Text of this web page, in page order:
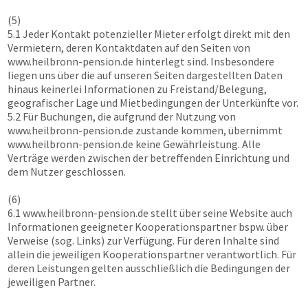
(5)
5.1 Jeder Kontakt potenzieller Mieter erfolgt direkt mit den
Vermietern, deren Kontaktdaten auf den Seiten von
www.heilbronn-pension.de hinterlegt sind. Insbesondere
liegen uns über die auf unseren Seiten dargestellten Daten
hinaus keinerlei Informationen zu Freistand/Belegung,
geografischer Lage und Mietbedingungen der Unterkünfte vor.
5.2 Für Buchungen, die aufgrund der Nutzung von
www.heilbronn-pension.de zustande kommen, übernimmt
www.heilbronn-pension.de keine Gewährleistung. Alle
Verträge werden zwischen der betreffenden Einrichtung und
dem Nutzer geschlossen.
(6)
6.1 www.heilbronn-pension.de stellt über seine Website auch
Informationen geeigneter Kooperationspartner bspw. über
Verweise (sog. Links) zur Verfügung. Für deren Inhalte sind
allein die jeweiligen Kooperationspartner verantwortlich. Für
deren Leistungen gelten ausschließlich die Bedingungen der
jeweiligen Partner.